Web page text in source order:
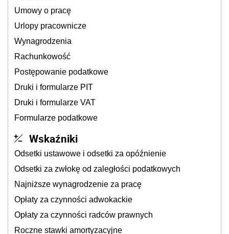
Umowy o pracę
Urlopy pracownicze
Wynagrodzenia
Rachunkowość
Postępowanie podatkowe
Druki i formularze PIT
Druki i formularze VAT
Formularze podatkowe
Wskaźniki
Odsetki ustawowe i odsetki za opóźnienie
Odsetki za zwłokę od zaległości podatkowych
Najniższe wynagrodzenie za pracę
Opłaty za czynności adwokackie
Opłaty za czynności radców prawnych
Roczne stawki amortyzacyjne